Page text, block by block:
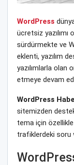
WordPress
ücretsiz yazılımı
sürdürmekte ve
eklenti, yazılım
yazılımlarla olan
etmeye devam
WordPress
sitemizden
tema için
trafiklerdeki soru